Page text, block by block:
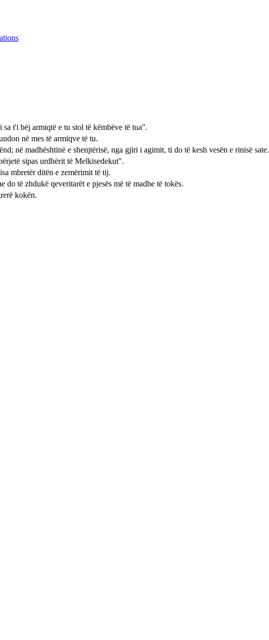
t'i bëj armiqtë e tu stol të këmbëve të tua".
në mes të armiqve të tu.
në madhështinë e shenjtërisë, nga gjiri i agimit, ti do të kesh vesën e rinisë sate.
sipas urdhërit të Melkisedekut".
mbretër ditën e zemërimit të tij.
të zhdukë qeveritarët e pjesës më të madhe të tokës.
kokën.